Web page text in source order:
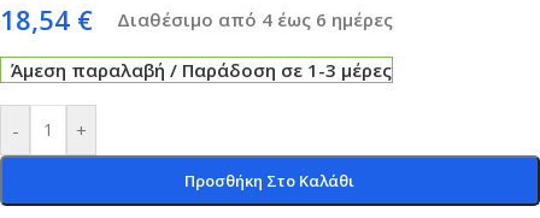
18,54 € Διαθέσιμο από 4 έως 6 ημέρες
Άμεση παραλαβή / Παράδοση σε 1-3 μέρες
- +
Προσθήκη Στο Καλάθι